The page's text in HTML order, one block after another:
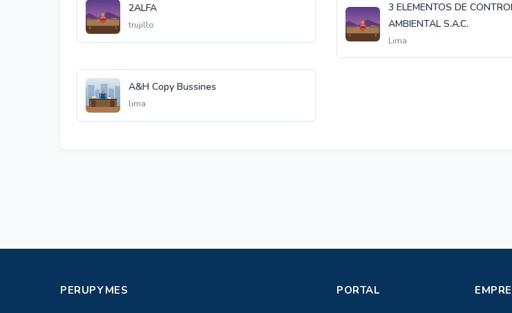
2ALFA
trujillo
3 ELEMENTOS DE
AMBIENTAL S.A.C.
Lima
A&H Copy Bussines
lima
PERUPYMES PORTAL